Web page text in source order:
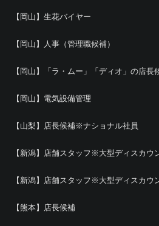
【岡山】生花バイヤー
【岡山】人事（管理職候補）
【岡山】「ラ・ムー」「ディオ」の店長
【岡山】電気設備管理
【山梨】店長候補※ナショナル社員
【新潟】店舗スタッフ※大型ディスカウ
【新潟】店舗スタッフ※大型ディスカウ
【熊本】店長候補